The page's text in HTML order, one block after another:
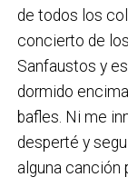
de todos los
concierto de
Sanfaustos y
dormido
bafles. Ni me
desperté y
alguna canción